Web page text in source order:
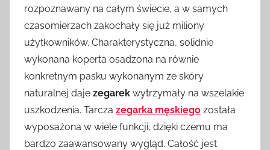
rozpoznawany na całym świecie, a w samych
czasomierzach zakochały się już miliony
użytkowników. Charakterystyczna, solidnie
wykonana koperta osadzona na równie
konkretnym pasku wykonanym ze skóry
naturalnej daje zegarek wytrzymały na wszelakie
uszkodzenia. Tarcza zegarka męskiego została
wyposażona w wiele funkcji, dzięki czemu ma
bardzo zaawansowany wygląd. Całość jest